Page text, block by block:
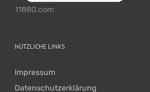
11880.com
NÜTZLICHE LINKS
Impressum
Datenschutzerklärung